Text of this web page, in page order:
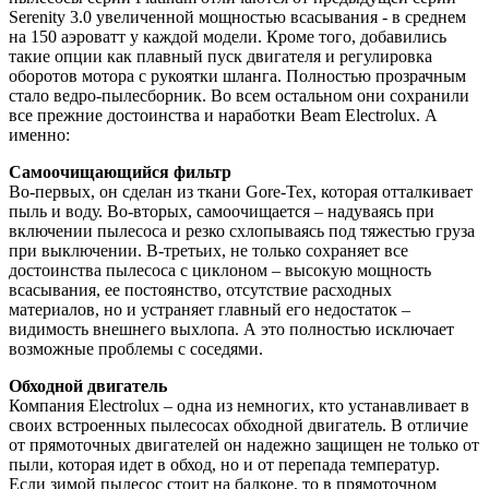
Serenity 3.0 увеличенной мощностью всасывания - в среднем
на 150 аэроватт у каждой модели. Кроме того, добавились
такие опции как плавный пуск двигателя и регулировка
оборотов мотора с рукоятки шланга. Полностью прозрачным
стало ведро-пылесборник. Во всем остальном они сохранили
все прежние достоинства и наработки Beam Electrolux. А
именно:
Самоочищающийся фильтр
Во-первых, он сделан из ткани Gore-Tex, которая отталкивает
пыль и воду. Во-вторых, самоочищается – надуваясь при
включении пылесоса и резко схлопываясь под тяжестью груза
при выключении. В-третьих, не только сохраняет все
достоинства пылесоса с циклоном – высокую мощность
всасывания, ее постоянство, отсутствие расходных
материалов, но и устраняет главный его недостаток –
видимость внешнего выхлопа. А это полностью исключает
возможные проблемы с соседями.
Обходной двигатель
Компания Electrolux – одна из немногих, кто устанавливает в
своих встроенных пылесосах обходной двигатель. В отличие
от прямоточных двигателей он надежно защищен не только от
пыли, которая идет в обход, но и от перепада температур.
Если зимой пылесос стоит на балконе, то в прямоточном